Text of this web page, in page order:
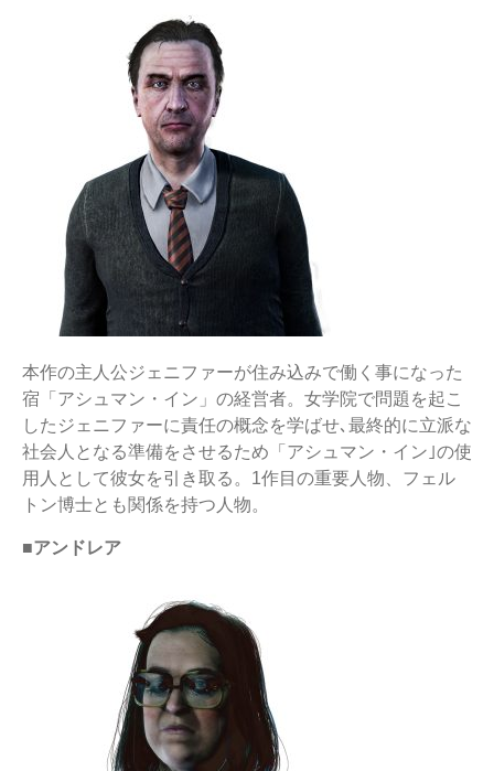
本作の主人公ジェニファーが住み込みで働く事になった
宿「アシュマン・イン」の経営者。女学院で問題を起こ
したジェニファーに責任の概念を学ばせ､最終的に立派な
社会人となる準備をさせるため「アシュマン・イン｣の使
用人として彼女を引き取る。1作目の重要人物、フェル
トン博士とも関係を持つ人物。
■アンドレア